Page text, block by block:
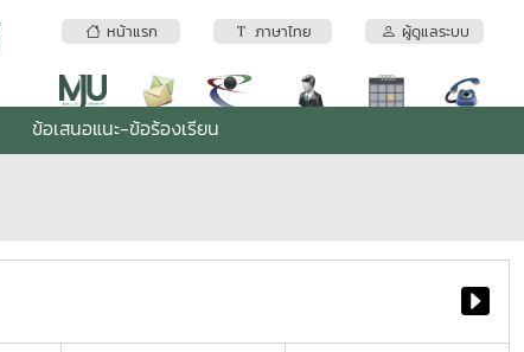
หน้าแรก ภาษาไทย ผู้ดูแลระบบ
ข้อเสนอแนะ-ข้อร้องเรียน